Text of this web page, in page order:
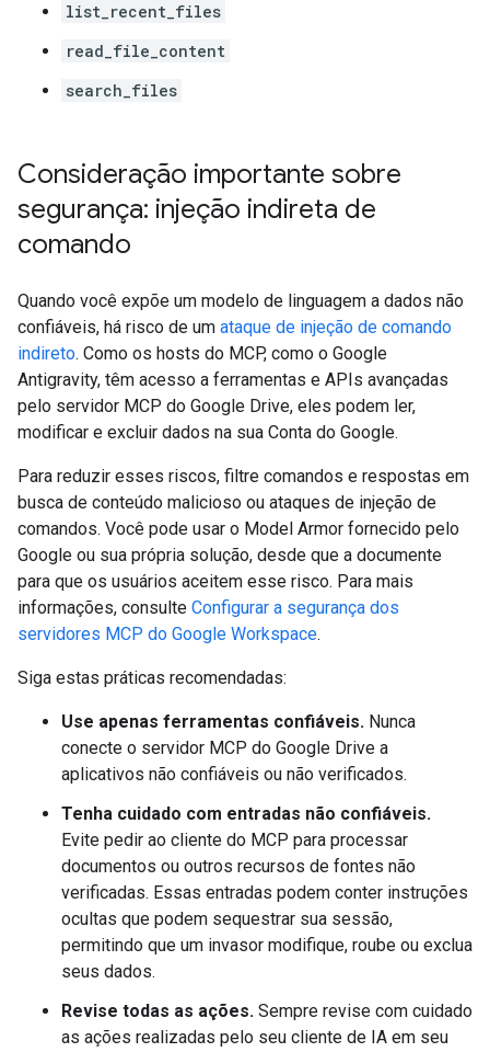
list_recent_files
read_file_content
search_files
Consideração importante sobre
segurança: injeção indireta de
comando
Quando você expõe um modelo de linguagem a dados não
confiáveis, há risco de um ataque de injeção de comando
indireto. Como os hosts do MCP, como o Google
Antigravity, têm acesso a ferramentas e APIs avançadas
pelo servidor MCP do Google Drive, eles podem ler,
modificar e excluir dados na sua Conta do Google.
Para reduzir esses riscos, filtre comandos e respostas em
busca de conteúdo malicioso ou ataques de injeção de
comandos. Você pode usar o Model Armor fornecido pelo
Google ou sua própria solução, desde que a documente
para que os usuários aceitem esse risco. Para mais
informações, consulte Configurar a segurança dos
servidores MCP do Google Workspace.
Siga estas práticas recomendadas:
Use apenas ferramentas confiáveis. Nunca
conecte o servidor MCP do Google Drive a
aplicativos não confiáveis ou não verificados.
Tenha cuidado com entradas não confiáveis.
Evite pedir ao cliente do MCP para processar
documentos ou outros recursos de fontes não
verificadas. Essas entradas podem conter instruções
ocultas que podem sequestrar sua sessão,
permitindo que um invasor modifique, roube ou exclua
seus dados.
Revise todas as ações. Sempre revise com cuidado
as ações realizadas pelo seu cliente de IA em seu